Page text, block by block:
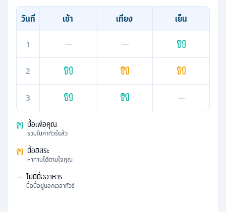
วันที่ เช้า เที่ยง
เย็น
1
— —
2
3 —
มื้อเพื่อคุณ
รวมในค่าทัวร์แล้ว
มื้ออิสระ
หาทานได้ตามใจคุณ
— ไม่มีมื้ออาหาร
มื้อนี้อยู่นอกเวลาทัวร์